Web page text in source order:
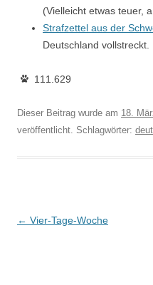
(Vielleicht etwas teuer,
Strafzettel aus der
Deutschland vollstreckt.
111.629
Dieser Beitrag wurde am 18.
veröffentlicht. Schlagwörter:
Beitragsnavigation
← Vier-Tage-Woche